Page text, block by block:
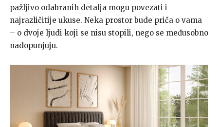
pažljivo odabranih detalja mogu povezati i
najrazličitije ukuse. Neka prostor bude priča o vama
– o dvoje ljudi koji se nisu stopili, nego se međusobno
nadopunjuju.